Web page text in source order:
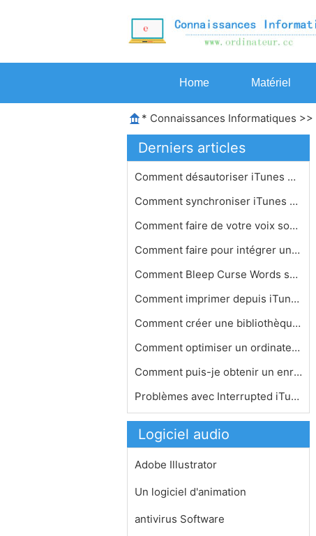
Home Matériel
* Connaissances Informatiques >>
Derniers articles
Comment désautoriser iTunes Chanson…
Comment synchroniser iTunes avec deu…
Comment faire de votre voix sonnent …
Comment faire pour intégrer une poc…
Comment Bleep Curse Words sur un Mac…
Comment imprimer depuis iTunes
Comment créer une bibliothèque mus…
Comment optimiser un ordinateur pour…
Comment puis-je obtenir un enregistr…
Problèmes avec Interrupted iTunes I…
Logiciel audio
Adobe Illustrator
Un logiciel d'animation
antivirus Software